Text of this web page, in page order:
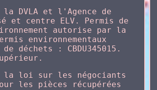
la DVLA et l'Agence de
et centre ELV. Permis de
autorise par la
environnementaux
déchets : CBDU345015.
la loi sur les négociants
les pièces récupérées